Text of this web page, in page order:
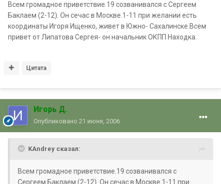
Всем громадное приветствие.19 созванивался с Сергеем
Баклаем (2-12). Он сечас в Москве.1-11 при желании есть
координаты Игоря Ищенко, живет в Южно- Сахалинске.Всем
привет от Липатова Сергея- он начальник ОКПП Находка.
Цитата
Игорь Д.
Опубликовано 21 июня, 2006
KAndrey сказал:
Всем громадное приветствие.19 созванивался с
Сергеем Баклаем (2-12). Он сечас в Москве.1-11 при